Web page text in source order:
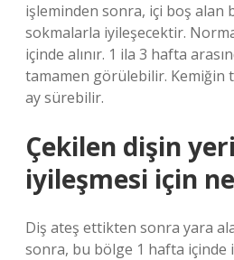
işleminden sonra, içi boş alan
sokmalarla iyileşecektir.
içinde alınır. 1 ila 3 hafta
tamamen görülebilir. Kemiğin
ay sürebilir.
Çekilen dişin
iyileşmesi için
Diş ateş ettikten sonra yara
sonra, bu bölge 1 hafta içinde